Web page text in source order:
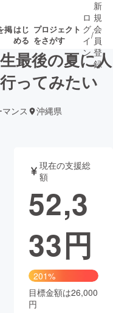
掲はじ
める
プロジェクト
をさがす
終了が近いプ
ェクト
されます
音楽
ゲーム・
書籍・雑誌
チャレンジ
ロ
グ
イ
ン
/
新
規
会
員
登
録
最後の夏に人
ってみたい
ンス 沖縄県
現在の支援総
額
52,3
33円
201%
目標金額は26,000
円